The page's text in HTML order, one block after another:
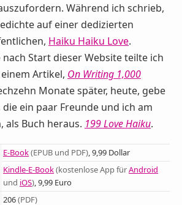
Während ich schrieb,
auf einer dedizierten
Haiku Haiku Love.
Start dieser Website teilte ich
Artikel, On Writing 1,000
Monate später, heute, gebe
die ein paar Freunde und ich am
als Buch heraus. 199 Love Haiku.
E-Book(EPUB und PDF), 9,99 Dollar
Kindle-E-Book(kostenlose App fürAndroid
und iOS), 9,99 Euro
206(PDF)